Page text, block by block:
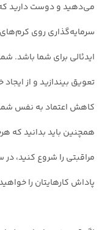
می‌دهید و دوست دارید که
سرمایه‌گذاری روی
ایدئالی برای شما باشد.
تعویق بیندازید و از
کاهش اعتماد به نفس
همچنین باید بدانید که
مراقبتی را شروع کنید،
پاداش کارهایتان را